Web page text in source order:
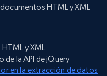
HTML y XML
y XML
de la API de jQuery
en la extracción de datos